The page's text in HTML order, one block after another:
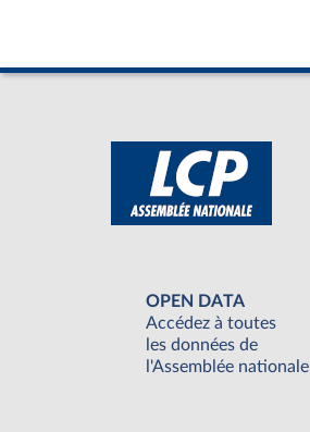
OPEN DATA
Accédez à toutes
les données de
l'Assemblée nationale